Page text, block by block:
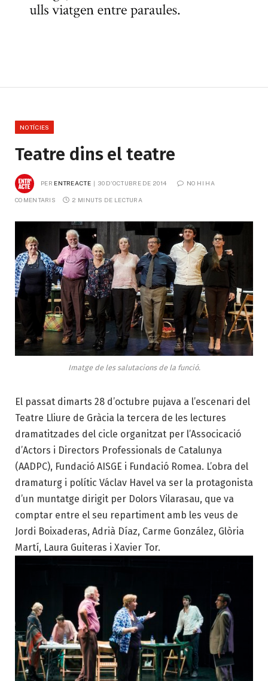
NOTÍCIES
Teatre dins el teatre
PER ENTREACTE 30 D'OCTUBRE DE 2014 NO HI HA
COMENTARIS 2 MINUTS DE LECTURA
Imatge de les salutacions de la funció.
El passat dimarts 28 d’octubre pujava a l’escenari del
Teatre Lliure de Gràcia la tercera de les lectures
dramatitzades del cicle organitzat per l’Associcació
d’Actors i Directors Professionals de Catalunya
(AADPC), Fundació AISGE i Fundació Romea. L’obra del
dramaturg i polític Václav Havel va ser la protagonista
d’un muntatge dirigit per Dolors Vilarasau, que va
comptar entre el seu repartiment amb les veus de
Jordi Boixaderas, Adrià Díaz, Carme González, Glòria
Martí, Laura Guiteras i Xavier Tor.